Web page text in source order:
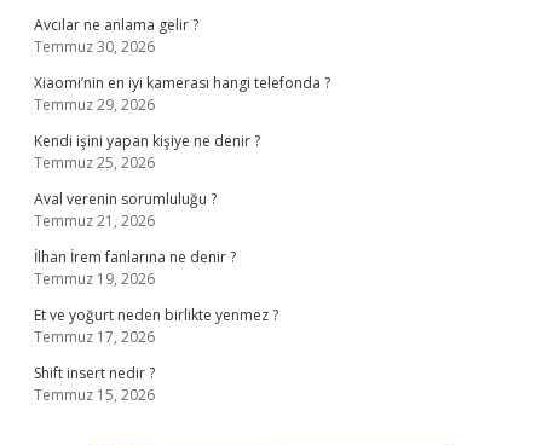
Avcılar ne anlama gelir ?
Temmuz 30, 2026
Xiaomi’nin en iyi kamerası hangi telefonda ?
Temmuz 29, 2026
Kendi işini yapan kişiye ne denir ?
Temmuz 25, 2026
Aval verenin sorumluluğu ?
Temmuz 21, 2026
İlhan İrem fanlarına ne denir ?
Temmuz 19, 2026
Et ve yoğurt neden birlikte yenmez ?
Temmuz 17, 2026
Shift insert nedir ?
Temmuz 15, 2026